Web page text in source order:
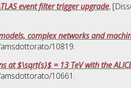
event filter trigger upgrade,
complex networks and
10819.
at $\sqrt{s}$ = 13 TeV with the
10661.